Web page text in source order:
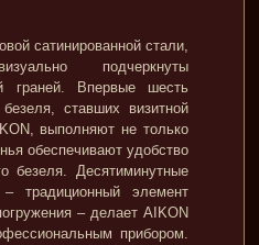
сатинированной стали,
подчеркнуты
граней. Впервые шесть
ставших визитной
выполняют не только
обеспечивают удобство
безеля. Десятиминутные
традиционный элемент
– делает AIKON
прибором.